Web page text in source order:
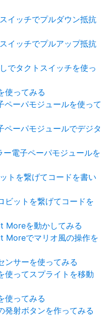
イッチでプルダウン抵抗
イッチでプルアップ抵抗
でタクトスイッチを使っ
使ってみる
ペーパモジュールを使って
ペーパモジュールでデジタ
ー電子ペーパモジュールを
トを繋げてコードを書い
ットを繋げてコードを
Moreを動かしてみる
Moreでマリオ風の操作を
サーを使ってみる
ってスプライトを移動
使ってみる
射ボタンを作ってみる